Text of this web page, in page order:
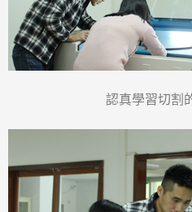
認真學習切割